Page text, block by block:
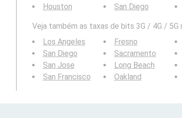
Houston
San Diego
Veja também as taxas de bits 3G / 4G / 5G
Los Angeles
San Diego
San Jose
San Francisco
Fresno
Sacramento
Long Beach
Oakland